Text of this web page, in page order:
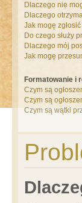
Dlaczego nie
Dlaczego
Jak mogę
Do czego służy
Dlaczego mój
Jak mogę
Formatowanie i
Czym są
Czym są
Czym są wątki